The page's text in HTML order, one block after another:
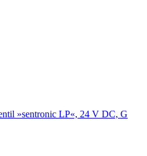
»sentronic LP«, 24 V DC, G